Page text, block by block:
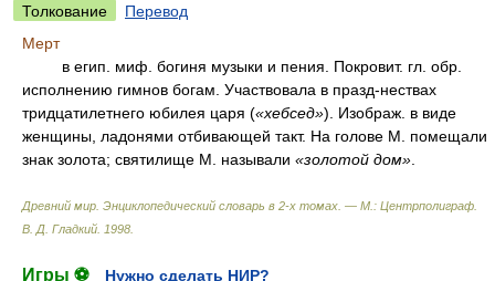
Толкование
Перевод
Мерт
в егип. миф. богиня музыки и пения. Покровит. гл. обр.
исполнению гимнов богам. Участвовала в празд-нествах
тридцатилетнего юбилея царя («хебсед»). Изображ. в виде
женщины, ладонями отбивающей такт. На голове М. помещали
знак золота; святилище М. называли «золотой дом»
Древний мир. Энциклопедический словарь в 2-х томах. — М.: Центрполиграф
В. Д. Гладкий 1998
Игры ⚽
Нужно сделать НИР?